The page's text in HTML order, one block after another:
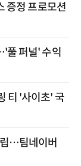
증정 프로모션
풀 퍼널' 수익
티 '사이초' 국
…팀네이버